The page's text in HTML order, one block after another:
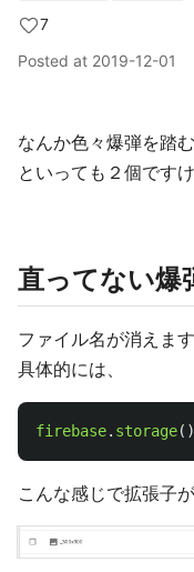
7
Posted at 2019-12-01
なんか色々爆弾を踏
といっても２個ですけ
直ってない爆
ファイル名が消えます
具体的には、
firebase. storage
こんな感じで拡張子